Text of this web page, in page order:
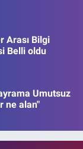
Arası Bilgi
Belli oldu
Umutsuz
ne alan"